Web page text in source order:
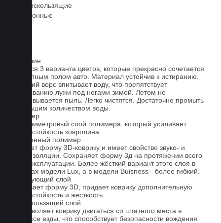
Антискользящие
Всесезонные
Ковролин
Имеется 3 варианта цветов, которые прекрасно сочетается
со штатным полом авто. Материал устойчив к истиранию.
Короткий ворс впитывает воду, что препятствует
образованию лужи под ногами зимой. Летом не
образовывается пыль. Легко чистятся. Достаточно промыть
небольшим количеством воды.
Полимер
1-миллиметровый слой полимера, который усиливает
износостойкость ковролина.
Вспененный полимер
Придает форму 3D-коврику и имеет свойство звуко- и
теплоизоляции. Сохраняет форму 3д на протяжении всего
срока эксплуатации. Более жёсткий вариант этого слоя в
ковриках модели Lux, а в модели Buisness - более гибкий.
Армирующий слой
Усиливает форму 3D, придает коврику дополнительную
износостойкость и жесткость.
Антискользящий слой
Не позволяет коврику двигаться со штатного места в
процессе езды, что способствует безопасности вождения